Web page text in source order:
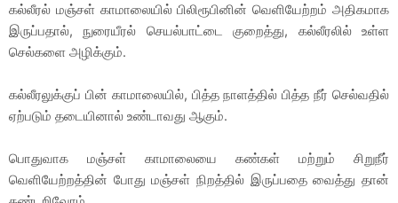
கல்லீரல் மஞ்சள் காமாலையில் பிலிரூபினின் வெளியேற்றம் அதிகமாக
இருப்பதால், நுரையீரல் செயல்பாட்டை குறைத்து, கல்லீரலில் உள்ள
செல்களை அழிக்கும்.
கல்லீரலுக்குப் பின் காமாலையில், பித்த நாளத்தில் பித்த நீர் செல்வதில்
ஏற்படும் தடையினால் உண்டாவது ஆகும்.
பொதுவாக மஞ்சள் காமாலையை கண்கள் மற்றும் சிறுநீர்
வெளியேற்றத்தின் போது மஞ்சள் நிறத்தில் இருப்பதை வைத்து தான்